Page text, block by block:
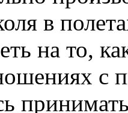
в
на то,
с